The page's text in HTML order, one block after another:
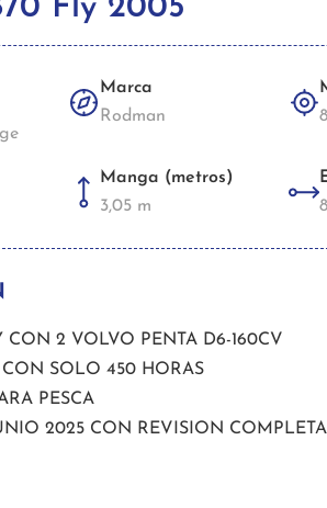
Fly 2005
Marca
Rodman
Manga (metros)
3,05 m
CON 2 VOLVO PENTA D6-160CV
SOLO 450 HORAS
PESCA
2025 CON REVISION